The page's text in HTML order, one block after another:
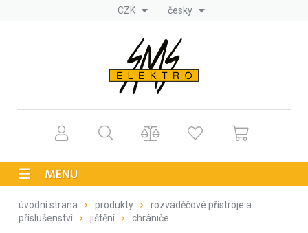
CZK česky
MENU
úvodní strana produkty
rozvaděčové přístroje a
příslušenství
jištění chrániče